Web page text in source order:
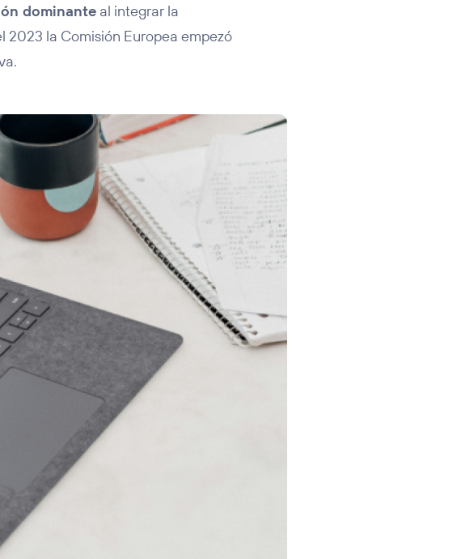
dominanteal integrar la
2023 la Comisión Europea empezó